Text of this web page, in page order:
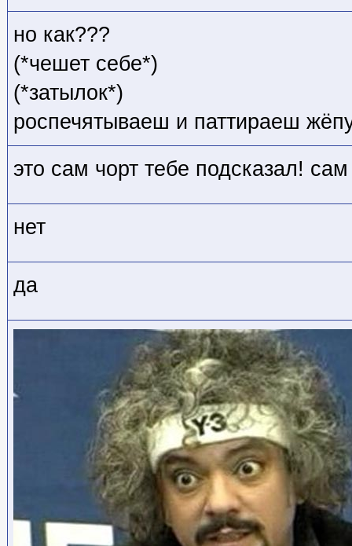
но как???
(*чешет себе*)
(*затылок*)
роспечятываеш и паттираеш
это сам чорт тебе подсказал! сам
нет
да